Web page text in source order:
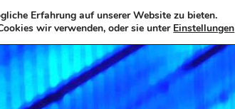
Erfahrung auf unserer Website zu bieten.
wir verwenden, oder sie unter Einstellungen